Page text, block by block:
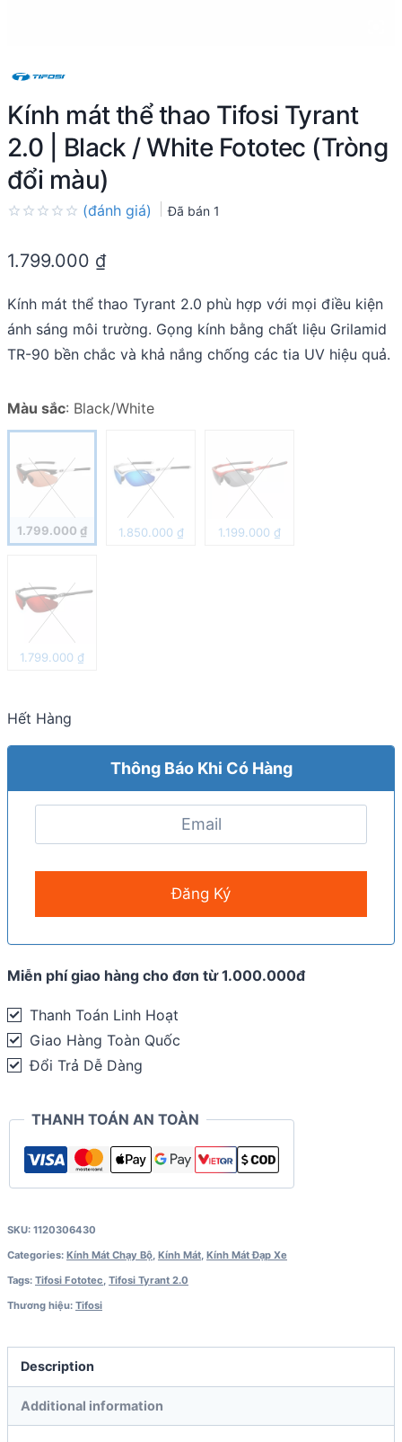
Kính mát thể thao Tifosi Tyrant
2.0 | Black / White Fototec (Tròng
đổi màu)
out
(đánh giá) Đã bán 1
1.799.000 ₫
Kính mát thể thao Tyrant 2.0 phù hợp với mọi điều kiện
ánh sáng môi trường. Gọng kính bằng chất liệu Grilamid
TR-90 bền chắc và khả nắng chống các tia UV hiệu quả.
Màu sắc: Black/White
1.799.000 ₫ 1.850.000 ₫ 1.199.000 ₫
1.799.000 ₫
Hết Hàng
Thông Báo Khi Có Hàng
Miễn phí giao hàng cho đơn từ 1.000.000đ
Thanh Toán Linh Hoạt
Giao Hàng Toàn Quốc
Đổi Trả Dễ Dàng
THANH TOÁN AN TOÀN
SKU: 1120306430
Categories: Kính Mát Chạy Bộ, Kính Mát, Kính Mát Đạp Xe
Tags: Tifosi Fototec, Tifosi Tyrant 2.0
Thương hiệu: Tifosi
Description
Additional information